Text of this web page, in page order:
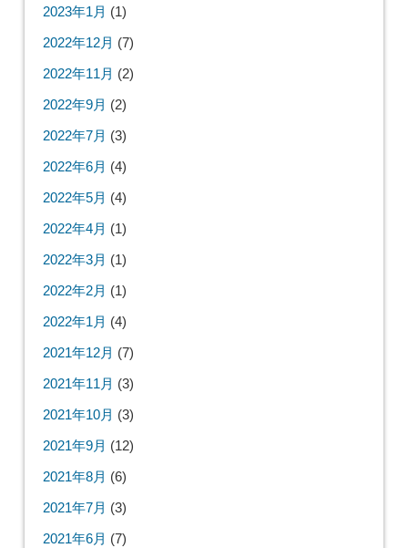
2023年1月 (1)
2022年12月 (7)
2022年11月 (2)
2022年9月 (2)
2022年7月 (3)
2022年6月 (4)
2022年5月 (4)
2022年4月 (1)
2022年3月 (1)
2022年2月 (1)
2022年1月 (4)
2021年12月 (7)
2021年11月 (3)
2021年10月 (3)
2021年9月 (12)
2021年8月 (6)
2021年7月 (3)
2021年6月 (7)